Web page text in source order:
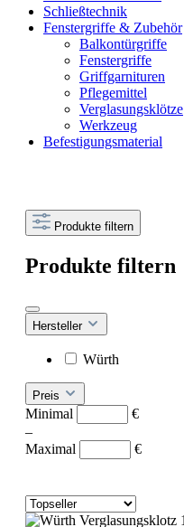
Schließtechnik
Fenstergriffe & Zubehör
Balkontürgriffe
Fenstergriffe
Griffgarnituren
Pflegemittel
Verglasungsklötze
Werkzeug
Befestigungsmaterial
Produkte filtern
Produkte filtern
Hersteller
Würth
Preis
Minimal
€
–
Maximal
€